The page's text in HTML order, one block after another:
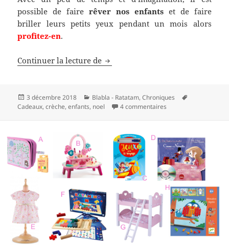
possible de fairerêver nos enfantset de faire
briller leurs petits yeux pendant un mois alors
profitez-en.
Continuer la lecture de 10 raisons d’aimer Noël
Publié
le
3 décembre 2018 Catégories
Blabla - Ratatam,Chroniques
Cadeaux,crèche,enfants, noel 4 commentaires